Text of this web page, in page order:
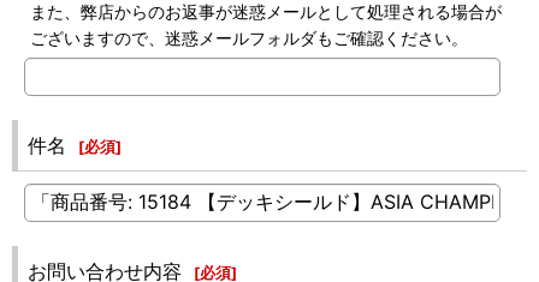
また、弊店からのお返事が迷惑メールとして処理される場合が
ございますので、迷惑メールフォルダもご確認ください。
件名 [必須]
お問い合わせ内容 [必須]